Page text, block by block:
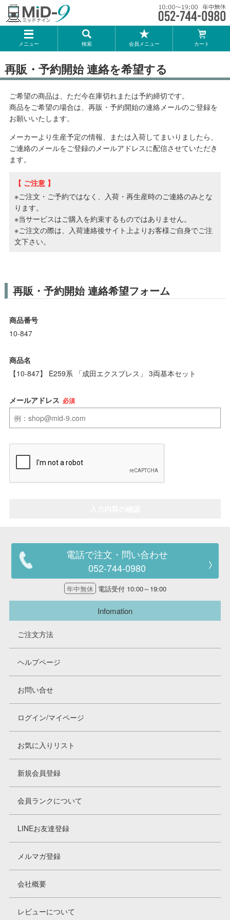
メニュー 検索 会員メニュー カート
メーカー一覧
TOMIX
KATO
GREENMAX
マイクロエース
Bトレインショーティー
タカラトミー（プラレール）
ポポンデッタ
さんけい
トラムウェイ
TTC
セール品・キャンペーン
中部 関西
中国・四国 九州・沖縄
再販・予約開始 連絡を希望する
ご希望の商品は、ただ今在庫切れまたは予約締切です。
商品をご希望の場合は、再販・予約開始の連絡メールのご登録を
お願いいたします。
メーカーより生産予定の情報、または入荷してまいりましたら、
ご連絡のメールをご登録のメールアドレスに配信させていただき
ます。
【 ご注意 】
※ご注文・ご予約ではなく、入荷・再生産時のご連絡のみとな
ります。
※当サービスはご購入を約束するものではありません。
※ご注文の際は、入荷連絡後サイト上よりお客様ご自身でご注
文下さい。
再販・予約開始 連絡希望フォーム
商品番号
10-847
商品名
【10-847】 E259系 「成田エクスプレス」 3両基本セット
メールアドレス 必須
電話で注文・問い合わせ
052-744-0980
年中無休 電話受付 10:00～19:00
Infomation
ご注文方法
ヘルプページ
お問い合せ
ログイン/マイページ
お気に入りリスト
新規会員登録
会員ランクについて
LINEお友達登録
メルマガ登録
会社概要
レビューについて